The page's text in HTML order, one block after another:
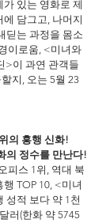
있는 영화로 제
담그고, 나머지
딛는 과정을 몸소
이로움, <미녀와
>이 과연 관객들
지, 오는 5월 23
의 흥행 신화!
의 정수를 만난다!
피스 1위, 역대 북
TOP 10, <미녀
성적 보다 약 1천
러(한화 약 5745